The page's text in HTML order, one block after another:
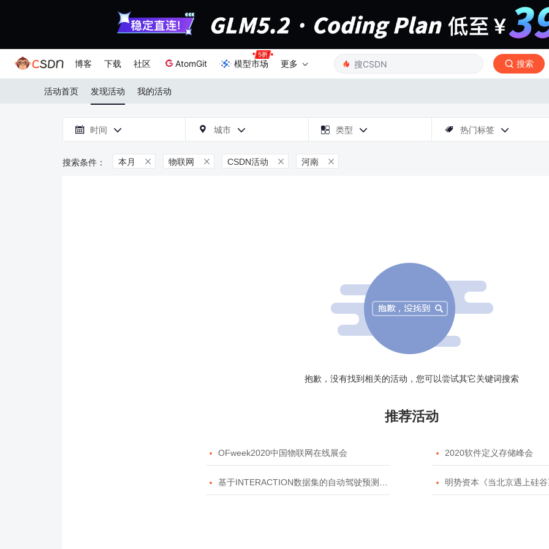
博客 下载 社区 AtomGit 模型市场 更多 搜索
活动首页 发现活动 我的活动
 时间   城市   类型   热门标签 
本月  物联网  CSDN活动  河南 
抱歉，没有找到相关的活动，您可以尝试其它关键词搜索
推荐活动
 OFweek2020中国物联网在线展会  2020软件定义存储峰会
 基于INTERACTION数据集的自动驾驶预测模型挑战赛  明势资本《当北京遇上硅谷》系列